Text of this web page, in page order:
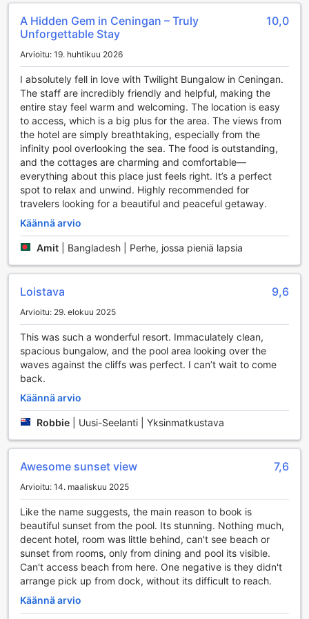
Lembonganissa
Twilight Bungalows Lembongan tarjoaa erinomaiset
paikka rentoutumiseen ja virkistymiseen, ja se tarjoaa
rauhoittavan ympäristön, jossa voit nauttia uimisesta säästä
riippumatta. Ulkouima-allas puolestaan kutsuu sinut
auringonpaisteeseen, ja sen ympärillä voit nauttia kauniista
Balin maisemista. Molemmat altaat ovat täydellisiä paikkoja
virkistäytyä tai viettää aikaa ystävien ja perheen kanssa.
Yksityinen ranta on yksi Twilight Bungalowsin suurimmista
aarteista. Rannan rauhallisessa ympäristössä voit nauttia
erilaisista vesiliikuntamahdollisuuksista, kuten kalastuksesta
ja sukelluksesta. Kalastusretket tarjoavat mahdollisuuden
rauhoittavasta vaikutuksesta. Sukellusretket vievät sinut
syvälle Balin upeisiin vesimaailmoihin, joissa voit ihailla
värikkäitä koralleja ja merielämää. Twilight Bungalows
Lembongan on täydellinen kohde aktiivisille lomailijoille,
Mukavuuspalvelut Twilight Bungalows Lembonganissa
Twilight Bungalows Lembongan tarjoaa asiakkailleen
erinomaisia mukavuuspalveluja, jotka tekevät lomastasi
vaivattoman ja miellyttävän. Hotellissa on käytettävissä
pesulapalvelut, jotka huolehtivat vaatteidesi puhtaudesta,
sekä kuivauspalvelu, joka takaa, että voit nauttia lomastasi
suoraan huoneeseesi, joten voit rentoutua omassa
varmistavat arvokkaiden tavaroidesi turvallisuuden koko
vierailusi ajan.
Asiakkaat voivat myös hyödyntää concierge-palvelua, joka
auttaa kaikissa matkasuunnitelmissa ja paikallisissa
sekä julkisissa tiloissa, joten voit pysyä yhteydessä ystäviisi
ja perheeseesi tai suunnitella seuraavia seikkailujasi.
Hotellissa on myös erikseen merkitty tupakointialue, jotta
kaikki vieraat voivat nauttia oleskelustaan mukavasti.
Nopea sisään- ja uloskirjautuminen sekä matkatavaroiden
säilytys tekevät oleskelustasi entistä sujuvampaa, ja
päivittäinen siivous varmistaa, että huoneesi pysyy aina
siistinä ja miellyttävänä.
A Hidden Gem in Ceningan – Truly
Unforgettable Stay
10,0
Arvioitu: 19. huhtikuu 2026
I absolutely fell in love with Twilight Bungalow in Ceningan.
The staff are incredibly friendly and helpful, making the
entire stay feel warm and welcoming. The location is easy
to access, which is a big plus for the area. The views from
the hotel are simply breathtaking, especially from the
infinity pool overlooking the sea. The food is outstanding,
and the cottages are charming and comfortable—
everything about this place just feels right. It’s a perfect
spot to relax and unwind. Highly recommended for
travelers looking for a beautiful and peaceful getaway.
Käännä arvio
Amit Bangladesh | Perhe, jossa pieniä lapsia
Loistava 9,6
Arvioitu: 29. elokuu 2025
This was such a wonderful resort. Immaculately clean,
spacious bungalow, and the pool area looking over the
waves against the cliffs was perfect. I can’t wait to come
back.
Käännä arvio
Robbie Uusi-Seelanti | Yksinmatkustava
Awesome sunset view 7,6
Arvioitu: 14. maaliskuu 2025
Like the name suggests, the main reason to book is
beautiful sunset from the pool. Its stunning. Nothing much,
decent hotel, room was little behind, can't see beach or
sunset from rooms, only from dining and pool its visible.
Can't access beach from here. One negative is they didn't
arrange pick up from dock, without its difficult to reach.
Käännä arvio